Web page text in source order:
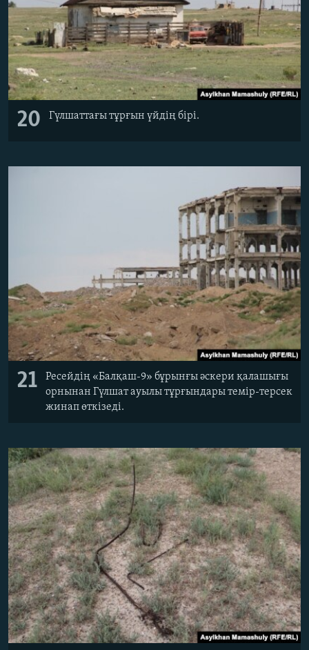
20 Гүлшаттағы тұрғын үйдің бірі.
21
Ресейдің «Балқаш-9» бұрынғы әскери қалашығы
орнынан Гүлшат ауылы тұрғындары темір-терсек
жинап өткізеді.